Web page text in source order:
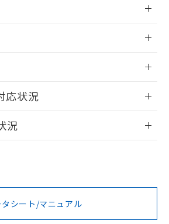
ます。
ログイン/会員登録
ご利用いただく前に、以下を必ずお読
応状況
・凡例
況
型式承認
BV型式承認
KR型式
シート/マニュアル